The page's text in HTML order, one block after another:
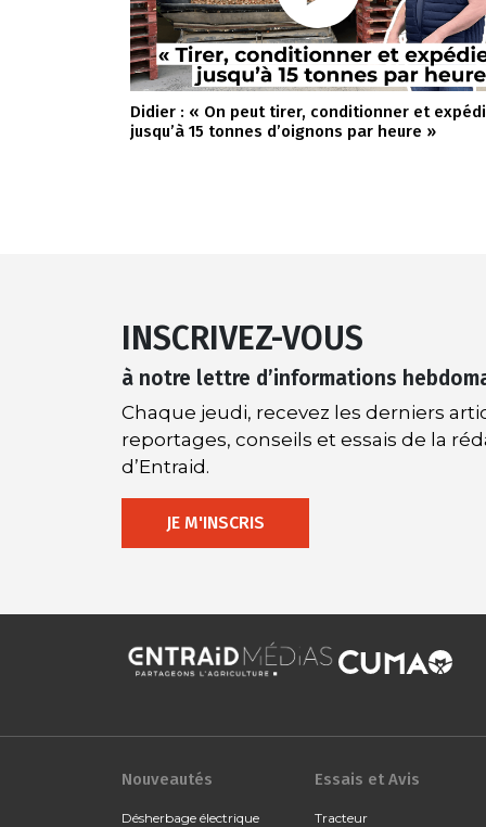
Didier : « On peut tirer, conditionner et
jusqu’à 15 tonnes d’oignons par heure »
INSCRIVEZ-VOUS
à notre lettre d’informations
Chaque jeudi, recevez les derniers
reportages, conseils et essais de la
d’Entraid.
JE M'INSCRIS
Nouveautés
Désherbage électrique
Essais et Avis
Tracteur